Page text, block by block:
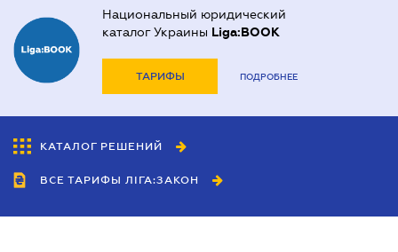
Национальный юридический
каталог Украины Liga:BOOK
ТАРИФЫ ПОДРОБНЕЕ
КАТАЛОГ РЕШЕНИЙ
ВСЕ ТАРИФЫ ЛІГА:ЗАКОН